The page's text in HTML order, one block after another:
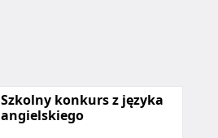
Szkolny konkurs z języka
angielskiego